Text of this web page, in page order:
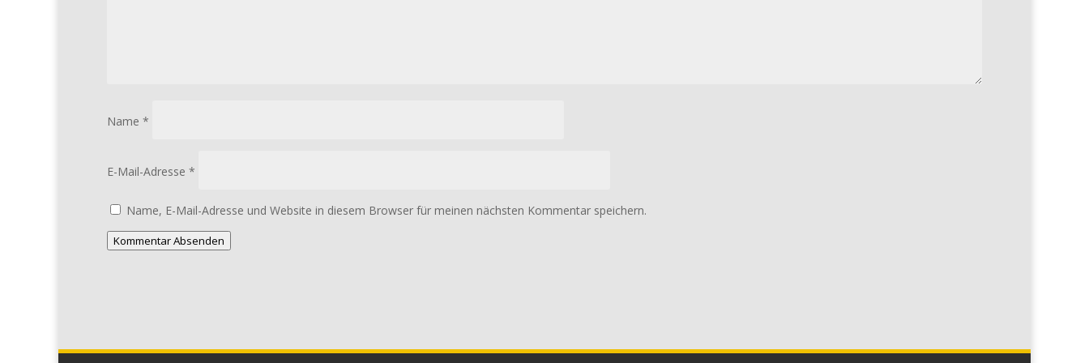
Name *
E-Mail-Adresse *
Name, E-Mail-Adresse und Website in diesem Browser für meinen nächsten Kommentar speichern.
Kommentar Absenden